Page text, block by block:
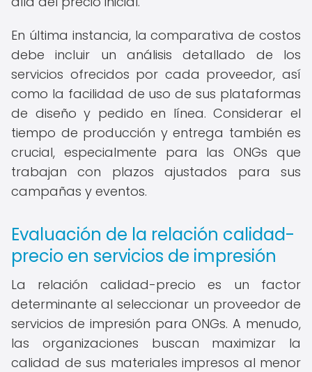
En última instancia, la comparativa de costos
debe incluir un análisis detallado de los
servicios ofrecidos por cada proveedor, así
como la facilidad de uso de sus plataformas
de diseño y pedido en línea. Considerar el
tiempo de producción y entrega también es
crucial, especialmente para las ONGs que
trabajan con plazos ajustados para sus
campañas y eventos.
Evaluación de la relación calidad-
precio en servicios de impresión
La relación calidad-precio es un factor
determinante al seleccionar un proveedor de
servicios de impresión para ONGs. A menudo,
las organizaciones buscan maximizar la
calidad de sus materiales impresos al menor